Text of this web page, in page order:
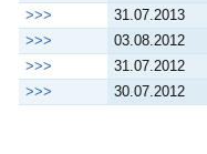
>>>
31.07.2013
>>>
03.08.2012
>>>
31.07.2012
>>>
30.07.2012